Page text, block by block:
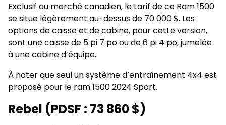
Exclusif au marché canadien, le tarif de ce Ram 1500
se situe légèrement au-dessus de 70 000 $. Les
options de caisse et de cabine, pour cette version,
sont une caisse de 5 pi 7 po ou de 6 pi 4 po, jumelée
à une cabine d’équipe.
À noter que seul un système d’entraînement 4x4 est
proposé pour le ram 1500 2024 Sport.
Rebel (PDSF : 73 860 $)